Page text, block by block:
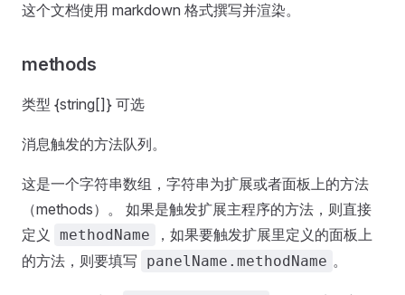
这个文档使用 markdown 格式撰写并渲染。
methods
类型 {string[]} 可选
消息触发的方法队列。
这是一个字符串数组，字符串为扩展或者面板上的方法
（methods）。 如果是触发扩展主程序的方法，则直接
定义
methodName
，如果要触发扩展里定义的面板上
的方法，则要填写
panelName.methodName 。